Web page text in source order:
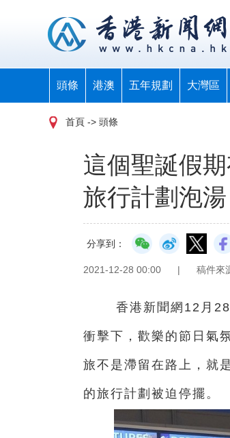
頭條 港澳 五年規劃 大灣區
首頁 -> 頭條
這個聖誕假
旅行計劃泡湯
分享到：
2021-12-28 00:00 | 稿件來
香港新聞網12月28
衝擊下，歡樂的節日氣
旅不是滯留在路上，就
的旅行計劃被迫停擺。